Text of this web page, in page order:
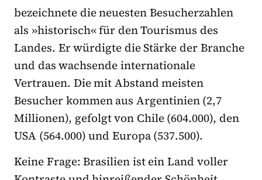
bezeichnete die neuesten Besucherzahlen
als »historisch« für den Tourismus des
Landes. Er würdigte die Stärke der Branche
und das wachsende internationale
Vertrauen. Die mit Abstand meisten
Besucher kommen aus Argentinien (2,7
Millionen), gefolgt von Chile (604.000), den
USA (564.000) und Europa (537.500).
Keine Frage: Brasilien ist ein Land voller